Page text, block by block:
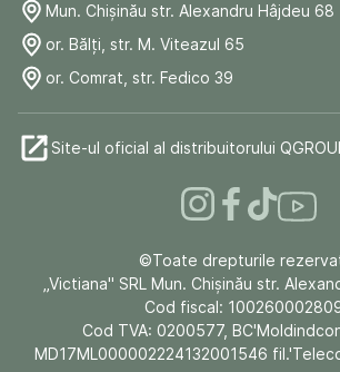
Mun. Chişinău str. Alexandru Hâjdeu 68
or. Bălți, str. M. Viteazul 65
or. Comrat, str. Fedico 39
Site-ul oficial al distribuitorului
©Toate drepturile
„Victiana" SRL Mun. Chişinău str.
Cod fiscal:
Cod TVA: 0200577,
MD17ML000002224132001546